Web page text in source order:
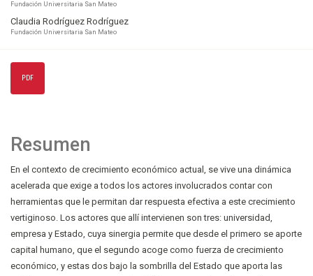
Fundación Universitaria San Mateo
Claudia Rodríguez Rodríguez
Fundación Universitaria San Mateo
PDF
Resumen
En el contexto de crecimiento económico actual, se vive una dinámica
acelerada que exige a todos los actores involucrados contar con
herramientas que le permitan dar respuesta efectiva a este crecimiento
vertiginoso. Los actores que allí intervienen son tres: universidad,
empresa y Estado, cuya sinergia permite que desde el primero se aporte
capital humano, que el segundo acoge como fuerza de crecimiento
económico, y estas dos bajo la sombrilla del Estado que aporta las